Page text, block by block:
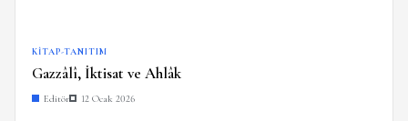
KITAP-TANITIM
Gazzâlî, İktisat ve Ahlâk
Editör 12 Ocak 2026